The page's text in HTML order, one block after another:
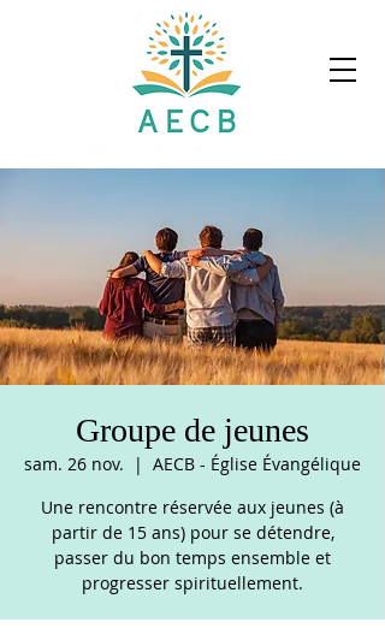
Groupe de jeunes
sam. 26 nov.
  |
AECB - Église Évangélique
Une rencontre réservée aux jeunes (à
partir de 15 ans) pour se détendre,
passer du bon temps ensemble et
progresser spirituellement.